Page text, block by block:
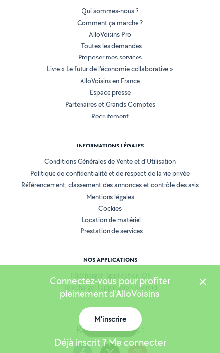
Retrouvez-nous :
Qui sommes-nous ?
Comment ça marche ?
AlloVoisins Pro
Toutes les demandes
Proposer mes services
Livre « Le futur de l'économie collaborative »
AlloVoisins en France
Espace presse
Partenaires et Grands Comptes
Recrutement
INFORMATIONS LÉGALES
Conditions Générales de Vente et d'Utilisation
Politique de confidentialité et de respect de la vie privée
Référencement, classement des annonces et contrôle des avis
Mentions légales
Cookies
Location de matériel
Prestation de services
NOS APPLICATIONS
Télécharger l’application Android
Connectez-vous pour profiter
pleinement d'AlloVoisins
M'inscrire
Déjà inscrit ? Me connecter